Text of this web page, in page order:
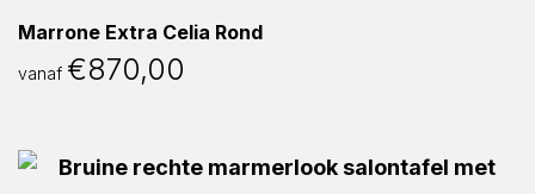
Marrone Extra Celia Rond
vanaf €870,00